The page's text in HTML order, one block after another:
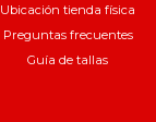
Ubicación tienda física
Preguntas frecuentes
Guía de tallas